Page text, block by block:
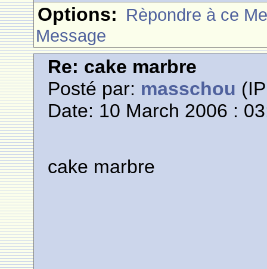
Options: Rèpondre à ce
Message
Re: cake marbre
Posté par: masschou
Date: 10 March 2006 :
cake marbre